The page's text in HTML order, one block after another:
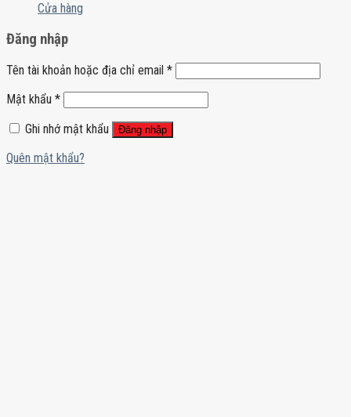
Cửa hàng
Đăng nhập
Tên tài khoản hoặc địa chỉ email *
Mật khẩu *
Ghi nhớ mật khẩu
Đăng nhập
Quên mật khẩu?